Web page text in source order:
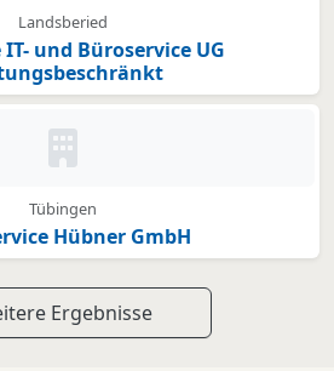
Landsberied
und Büroservice UG
Kein Bild oder Logo hinterlegt
Tübingen
Hübner GmbH
Ergebnisse